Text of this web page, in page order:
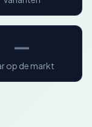
—
op de markt